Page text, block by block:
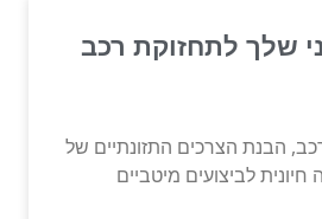
שלך לתחזוקת רכב
הבנת הצרכים התזונתיים של
לביצועים מיטביים